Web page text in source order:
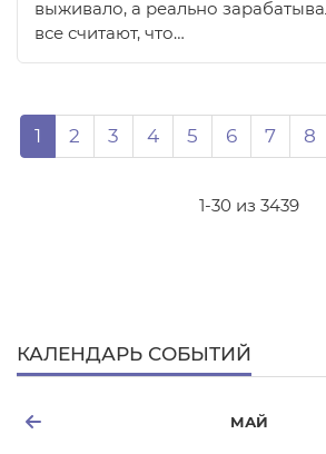
выживало, а реально
все считают, что…
Page
1 Page
2 Page
3 Page
4 Page
5 Page
6 Page
7 8
1-30 из 3439
КАЛЕНДАРЬ СОБЫТИЙ
МАЙ